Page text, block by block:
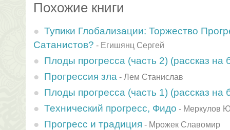
Похожие книги
Тупики Глобализации: Торжество
Сатанистов? - Егишянц Сергей
Плоды прогресса (часть 2) (рассказ на
Прогрессия зла - Лем Станислав
Плоды прогресса (часть 1) (рассказ на
Технический прогресс, Фидо - Меркулов
Прогресс и традиция - Мрожек Славомир